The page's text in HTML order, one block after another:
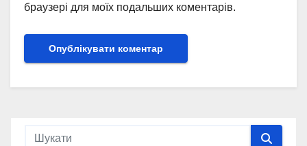
браузері для моїх подальших коментарів.